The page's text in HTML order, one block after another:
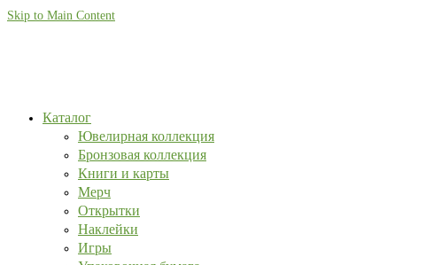
Skip to Main Content
Каталог
Ювелирная коллекция
Бронзовая коллекция
Книги и карты
Мерч
Открытки
Наклейки
Игры